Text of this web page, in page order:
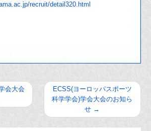
recruit/detail320.html
会大会
ECSS(ヨーロッパスポーツ
科学学会)学会大会のお知ら
せ →